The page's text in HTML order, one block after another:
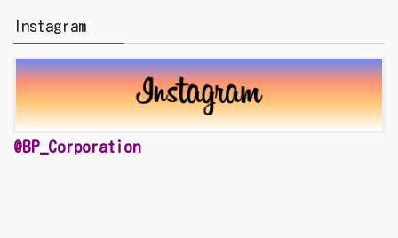
Instagram
@BP_Corporation